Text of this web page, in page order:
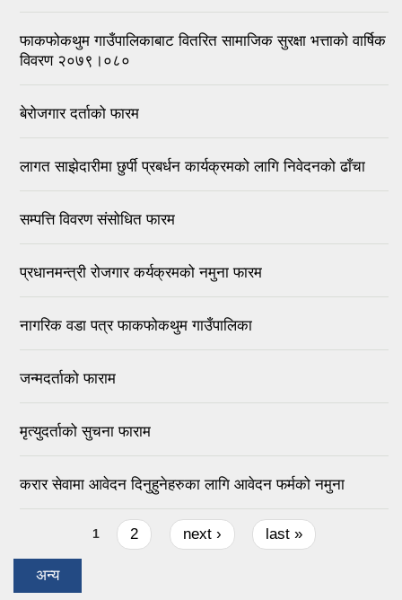
फाकफोकथुम गाउँपालिकाबाट वितरित सामाजिक सुरक्षा भत्ताको वार्षिक
विवरण २०७९।०८०
बेरोजगार दर्ताको फारम
लागत साझेदारीमा छुर्पी प्रबर्धन कार्यक्रमको लागि निवेदनको ढाँचा
सम्पत्ति विवरण संसोधित फारम
प्रधानमन्त्री रोजगार कर्यक्रमको नमुना फारम
नागरिक वडा पत्र फाकफोकथुम गाउँपालिका
जन्मदर्ताको फाराम
मृत्युदर्ताको सुचना फाराम
करार सेवामा आवेदन दिनुहुनेहरुका लागि आवेदन फर्मको नमुना
1 2 next › last »
अन्य